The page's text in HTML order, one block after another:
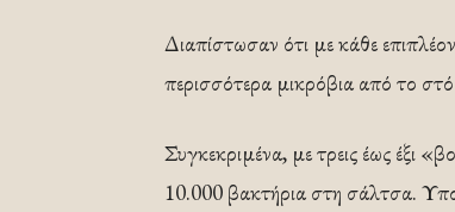
Διαπίστωσαν ότι με κάθε
περισσότερα μικρόβια από το
Συγκεκριμένα, με τρεις έως έξι
10.000 βακτήρια στη σάλτσα.